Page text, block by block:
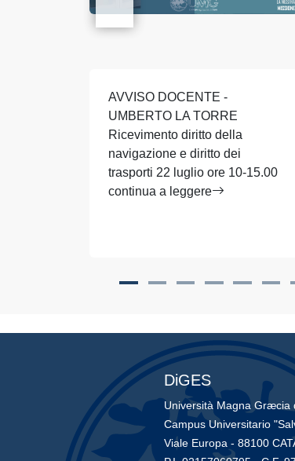
AVVISO DOCENTE -
UMBERTO LA TORRE
Ricevimento diritto della
navigazione e diritto dei
trasporti 22 luglio ore 10-15.00
continua a leggere
DiGES
Università Magna Græcia
Campus Universitario
Viale Europa - 88100